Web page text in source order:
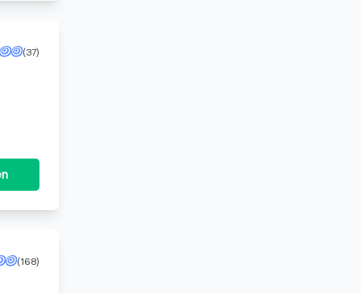
(37)
(168)